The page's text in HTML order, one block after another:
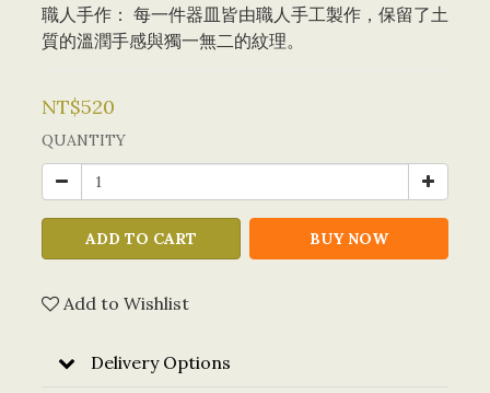
職人手作： 每一件器皿皆由職人手工製作，保留了土
質的溫潤手感與獨一無二的紋理。
NT$520
QUANTITY
ADD TO CART BUY NOW
Add to Wishlist
Delivery Options